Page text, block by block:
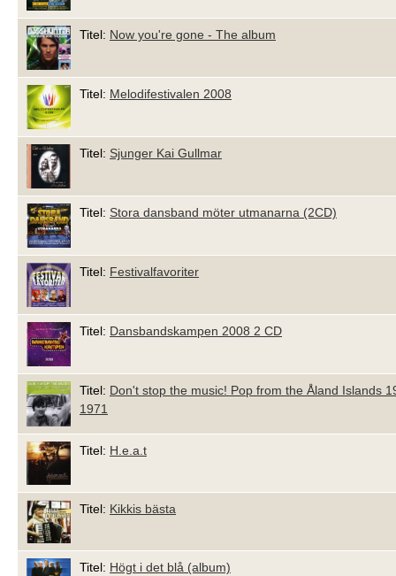
Titel: Now you're gone - The album
Titel: Melodifestivalen 2008
Titel: Sjunger Kai Gullmar
Titel: Stora dansband möter utmanarna (2CD)
Titel: Festivalfavoriter
Titel: Dansbandskampen 2008 2 CD
Titel: Don't stop the music! Pop from the Åland Islands
1971
Titel: H.e.a.t
Titel: Kikkis bästa
Titel: Högt i det blå (album)